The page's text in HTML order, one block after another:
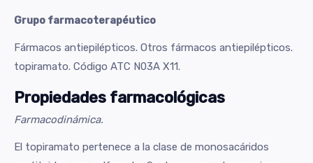
Grupo farmacoterapéutico
Fármacos antiepilépticos. Otros fármacos antiepilépticos.
topiramato. Código ATC N03A X11.
Propiedades farmacológicas
Farmacodinámica.
El topiramato pertenece a la clase de monosacáridos